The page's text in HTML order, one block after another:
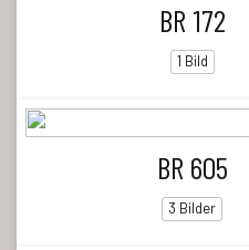
BR 172
1 Bild
BR 605
3 Bilder